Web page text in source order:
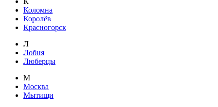
Коломна
Королёв
Красногорск
Л
Лобня
Люберцы
М
Москва
Мытищи